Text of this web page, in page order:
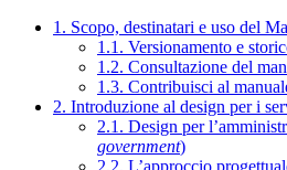
1. Scopo, destinatari e uso del
1.1. Versionamento e
1.2. Consultazione del
1.3. Contribuisci al
2. Introduzione al design per i
2.1. Design per
government)
2.2. L’approccio